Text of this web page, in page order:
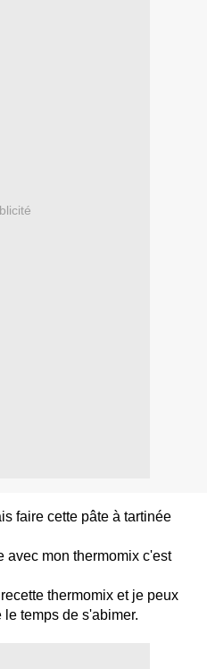
faire cette pâte à tartinée
avec mon thermomix c'est
thermomix et je peux
temps de s'abimer.